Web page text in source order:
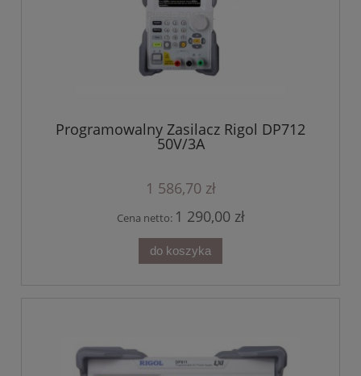
Programowalny Zasilacz Rigol DP712
50V/3A
1 586,70 zł
Cena netto: 1 290,00 zł
do koszyka